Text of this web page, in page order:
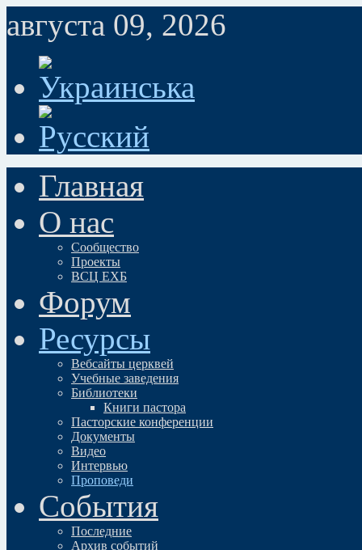
августа 09, 2026
Главная
О нас
Сообщество
Проекты
ВСЦ ЕХБ
Форум
Ресурсы
Вебсайты церквей
Учебные заведения
Библиотеки
Книги пастора
Пасторские конференции
Документы
Видео
Интервью
Проповеди
События
Последние
Архив событий